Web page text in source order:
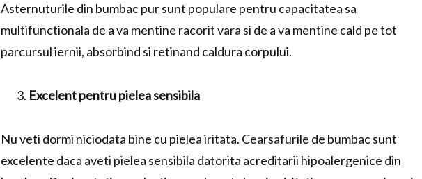
Asternuturile din bumbac pur sunt populare pentru capacitatea sa
multifunctionala de a va mentine racorit vara si de a va mentine cald pe tot
parcursul iernii, absorbind si retinand caldura corpului.
Excelent pentru pielea sensibila
Nu veti dormi niciodata bine cu pielea iritata. Cearsafurile de bumbac sunt
excelente daca aveti pielea sensibila datorita acreditarii hipoalergenice din